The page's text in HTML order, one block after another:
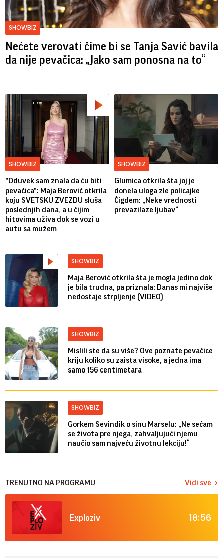
SHOWBIZ
Nećete verovati čime bi se Tanja Savić bavila
da nije pevačica: „Jako sam ponosna na to“
SHOWBIZ
"Oduvek sam znala da ću biti
pevačica": Maja Berović otkrila
koju SVETSKU ZVEZDU sluša
poslednjih dana, a u čijim
hitovima uživa dok se vozi u
autu sa mužem
SHOWBIZ
Glumica otkrila šta joj je
donela uloga zle policajke
Čigdem: „Neke vrednosti
prevazilaze ljubav“
SHOWBIZ
Maja Berović otkrila šta je mogla jedino dok
je bila trudna, pa priznala: Danas mi najviše
nedostaje strpljenje (VIDEO)
SHOWBIZ
Mislili ste da su više? Ove poznate pevačice
kriju koliko su zaista visoke, a jedna ima
samo 156 centimetara
SHOWBIZ
Gorkem Sevindik o sinu Marselu: „Ne sećam
se života pre njega, zahvaljujući njemu
naučio sam najveću životnu lekciju!“
TRENUTNO NA PROGRAMU Vidi sve
Exploziv 18:56